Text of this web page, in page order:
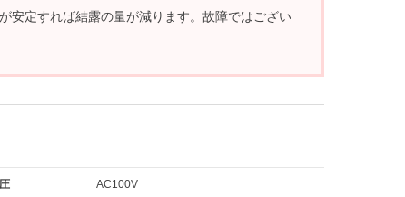
安定すれば結露の量が減ります。故障ではござい
AC100V